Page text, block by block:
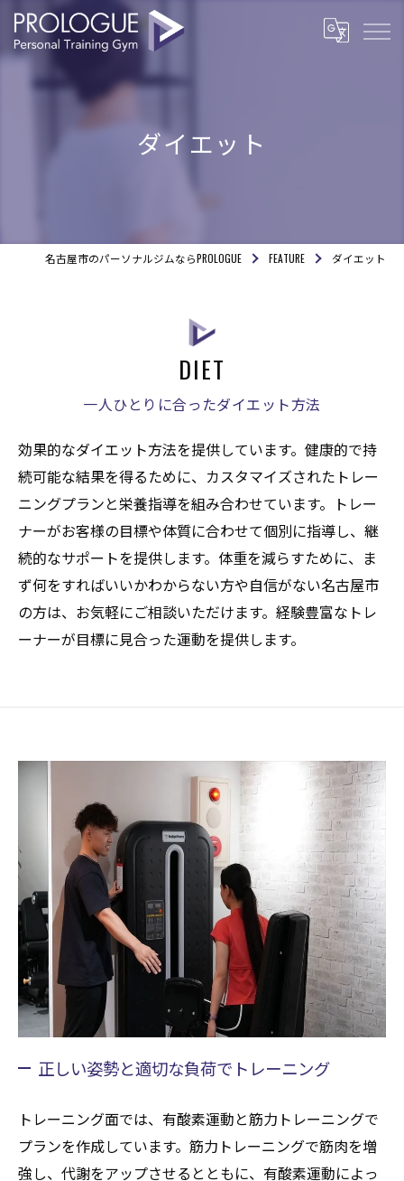
ダイエット
名古屋市のパーソナルジムならPROLOGUE FEATURE ダイエット
一人ひとりに合ったダイエット方法
DIET
効果的なダイエット方法を提供しています。健康的で持
続可能な結果を得るために、カスタマイズされたトレー
ニングプランと栄養指導を組み合わせています。トレー
ナーがお客様の目標や体質に合わせて個別に指導し、継
続的なサポートを提供します。体重を減らすために、ま
ず何をすればいいかわからない方や自信がない名古屋市
の方は、お気軽にご相談いただけます。経験豊富なトレ
ーナーが目標に見合った運動を提供します。
正しい姿勢と適切な負荷でトレーニング
トレーニング面では、有酸素運動と筋力トレーニングで
プランを作成しています。筋力トレーニングで筋肉を増
強し、代謝をアップさせるとともに、有酸素運動によっ